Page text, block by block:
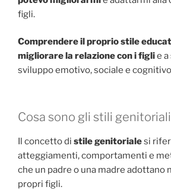
figli.
Comprendere il proprio stile
migliorare la relazione con i figlie
sviluppo emotivo, sociale e
Cosa sono gli stili
Il concetto di stile genitorialesi
atteggiamenti, comportamenti e
che un padre o una madre adottano
propri figli.